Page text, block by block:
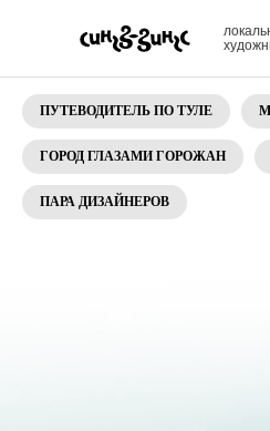
ПУТЕВОДИТЕЛЬ ПО ТУЛЕ
ГОРОД ГЛАЗАМИ ГОРОЖАН
ПАРА ДИЗАЙНЕРОВ